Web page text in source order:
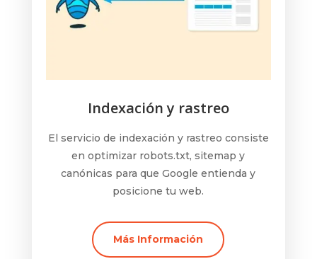
Indexación y rastreo
El servicio de indexación y rastreo consiste
en optimizar robots.txt, sitemap y
canónicas para que Google entienda y
posicione tu web.
Más Información